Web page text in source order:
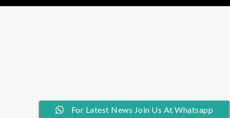
Join Us At Whatsapp For Latest News
For Latest News Join Us At Whatsapp